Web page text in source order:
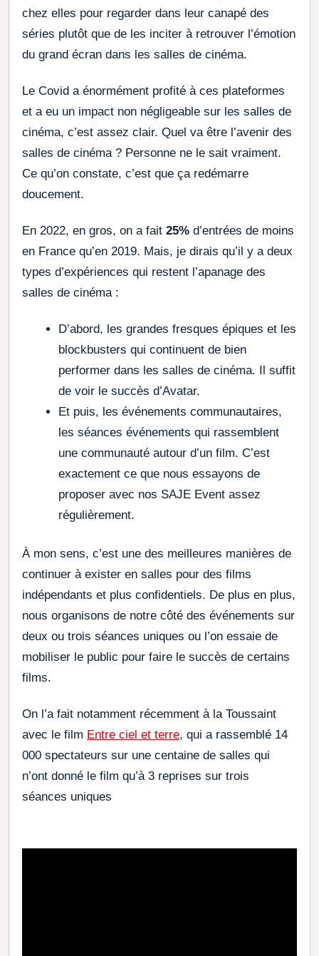
chez elles pour regarder dans leur canapé des
séries plutôt que de les inciter à retrouver l’émotion
du grand écran dans les salles de cinéma.
Le Covid a énormément profité à ces plateformes
et a eu un impact non négligeable sur les salles de
cinéma, c’est assez clair. Quel va être l’avenir des
salles de cinéma ? Personne ne le sait vraiment.
Ce qu’on constate, c’est que ça redémarre
doucement.
En 2022, en gros, on a fait 25% d’entrées de moins
en France qu’en 2019. Mais, je dirais qu’il y a deux
types d’expériences qui restent l’apanage des
salles de cinéma :
D’abord, les grandes fresques épiques et les
blockbusters qui continuent de bien
performer dans les salles de cinéma. Il suffit
de voir le succès d’Avatar.
Et puis, les événements communautaires,
les séances événements qui rassemblent
une communauté autour d’un film. C’est
exactement ce que nous essayons de
proposer avec nos SAJE Event assez
régulièrement.
À mon sens, c’est une des meilleures manières de
continuer à exister en salles pour des films
indépendants et plus confidentiels. De plus en plus,
nous organisons de notre côté des événements sur
deux ou trois séances uniques ou l’on essaie de
mobiliser le public pour faire le succès de certains
films.
On l’a fait notamment récemment à la Toussaint
avec le film Entre ciel et terre, qui a rassemblé 14
000 spectateurs sur une centaine de salles qui
n’ont donné le film qu’à 3 reprises sur trois
séances uniques